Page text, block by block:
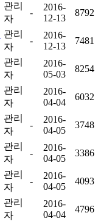
관리
자
-
2016-
12-13
8792
관리
자
-
2016-
12-13
7481
관리
자
2016-
05-03
8254
관리
자
2016-
04-04
6032
관리
자
-
2016-
04-05
3748
관리
자
-
2016-
04-05
3386
관리
자
-
2016-
04-05
4093
관리
자
2016-
04-04
4796